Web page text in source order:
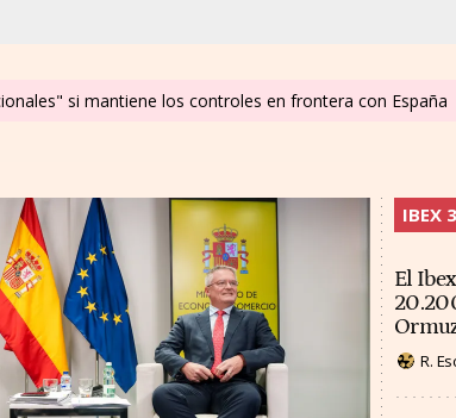
si mantiene los controles en frontera con España
IBEX
El
R.